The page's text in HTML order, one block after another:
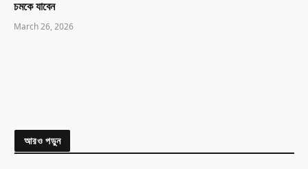
চমকে যাবেন
March 26, 2026
আরও পড়ুন